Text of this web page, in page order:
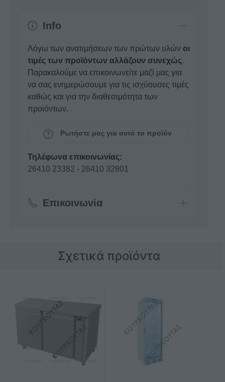
Info
Λόγω των ανατιμήσεων των πρώτων υλών οι
τιμές των προϊόντων αλλάζουν συνεχώς.
Παρακαλούμε να επικοινωνείτε μαζί μας για
να σας ενημερώσουμε για τις ισχύουσες τιμές
καθώς και για την διαθεσιμότητα των
προϊόντων.
Ρωτήστε μας για αυτό το προϊόν
Τηλέφωνα επικοινωνίας:
26410 23382 - 26410 32801
Επικοινωνία
Σχετικά προϊόντα
παραλλαγές.